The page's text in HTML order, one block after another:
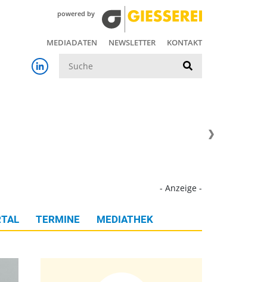
powered by
MEDIADATEN NEWSLETTER KONTAKT
- Anzeige -
TERMINE MEDIATHEK